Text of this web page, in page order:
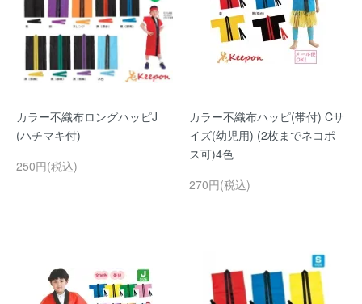
カラー不織布ロングハッピJ
(ハチマキ付)
250円(税込)
カラー不織布ハッピ(帯付) Cサ
イズ(幼児用) (2枚までネコポ
ス可)4色
270円(税込)